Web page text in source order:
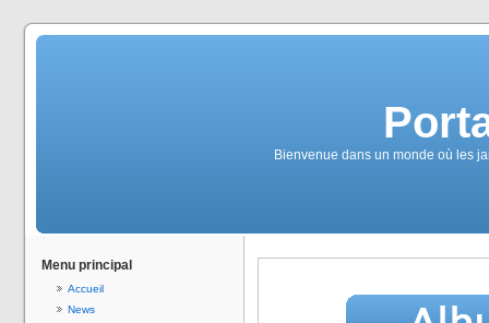
Bienvenue dans un monde où les
Menu principal
Accueil
News